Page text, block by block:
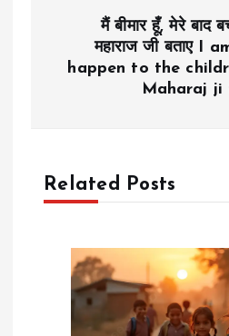
n
मैं बीमार हूँ, मेरे बाद
महाराज जी बताए I
happen to the
Maharaj ji
Related Posts